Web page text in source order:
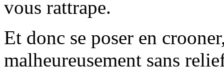
vous rattrape.
Et donc se poser en
malheureusement sans